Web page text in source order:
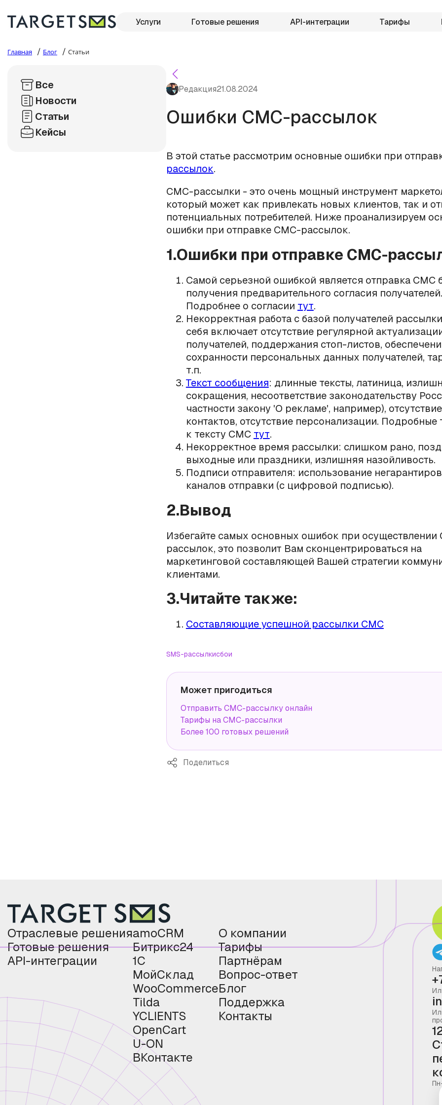
Услуги Готовые решения API-интеграции Тарифы
Главная / Блог / Статьи
Все
Новости
Статьи
Кейсы
Редакция21.08.2024
Ошибки СМС-рассылок
В этой статье рассмотрим основные ошибки при
рассылок.
СМС-рассылки - это очень мощный инструмент
который может как привлекать новых клиентов, так и
потенциальных потребителей. Ниже проанализируем
ошибки при отправке СМС-рассылок.
1.Ошибки при отправке СМС-
Самой серьезной ошибкой является отправка СМС
получения предварительного согласия получателей.
Подробнее о согласии тут.
Некорректная работа с базой получателей
себя включает отсутствие регулярной
получателей, поддержания стоп-листов,
сохранности персональных данных получателей,
т.п.
Текст сообщения: длинные тексты, латиница,
сокращения, несоответствие законодательству
частности закону 'О рекламе', например),
контактов, отсутствие персонализации. Подробные
к тексту СМС тут.
Некорректное время рассылки: слишком рано,
выходные или праздники, излишняя назойливость.
Подписи отправителя: использование
каналов отправки (с цифровой подписью).
2.Вывод
Избегайте самых основных ошибок при
рассылок, это позволит Вам сконцентрироваться на
маркетинговой составляющей Вашей стратегии
клиентами.
3.Читайте также:
Составляющие успешной рассылки СМС
SMS-рассылкисбои
Может пригодиться
Отправить СМС-рассылку онлайн
Тарифы на СМС-рассылки
Более 100 готовых решений
Поделиться
Отраслевые решения
Готовые решения
API-интеграции
amoCRM
Битрикс24
1С
МойСклад
WooCommerce
Tilda
YCLIENTS
OpenCart
U-ON
ВКонтакте
О компании
Тарифы
Партнёрам
Вопрос-ответ
Блог
Поддержка
Контакты